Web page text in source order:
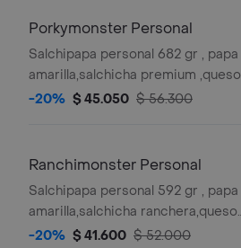
Porkymonster Personal
Salchipapa personal 682 gr , papa
amarilla,salchicha premium ,queso
gratinado,trozos de chicharron
-20% $ 45.050 $ 56.300
Ranchimonster Personal
Salchipapa personal 592 gr , papa
amarilla,salchicha ranchera,queso
gratinado,maicitos, y salsas
-20% $ 41.600 $ 52.000